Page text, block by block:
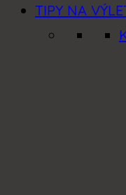
TIPY NA